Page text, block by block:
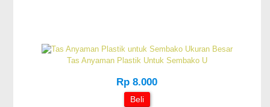
Tas Anyaman Plastik Untuk Sembako U
Rp 8.000
Beli